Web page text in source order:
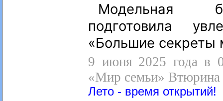
Модельная
подготовила
«Большие секреты
9 июня 2025 года в
«Мир семьи»
Лето - время открытий!